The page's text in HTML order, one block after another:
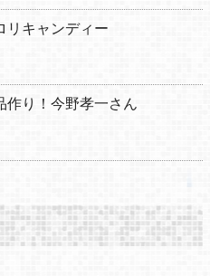
リキャンディー
作り！今野孝一さん